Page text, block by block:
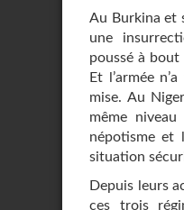
Au Burkina et
une
poussé à bout
Et l’armée
mise. Au
même
népotisme et
situation
Depuis leurs
ces trois